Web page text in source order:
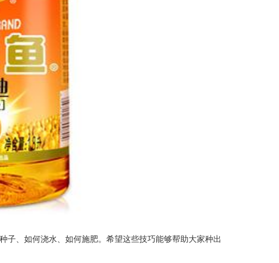
子、如何浇水、如何施肥。希望这些技巧能够帮助大家种出